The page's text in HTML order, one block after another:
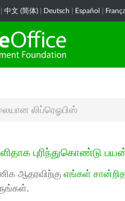
中文 (简体) Deutsch Español
லிப்ரெஓபிஸ்
புரிந்துகொண்டு
ஆதரவிற்கு எங்கள்